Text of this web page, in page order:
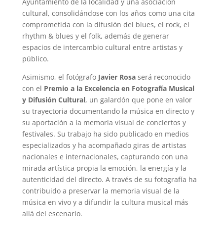
cultural, consolidándose con los años como una cita
comprometida con la difusión del blues, el rock, el
rhythm & blues y el folk, además de generar
espacios de intercambio cultural entre artistas y
público.
Asimismo, el fotógrafo Javier Rosaserá reconocido
con el Premio a la Excelencia en Fotografía Musical
y Difusión Cultural, un galardón que pone en valor
su trayectoria documentando la música en directo y
su aportación a la memoria visual de conciertos y
festivales. Su trabajo ha sido publicado en medios
especializados y ha acompañado giras de artistas
nacionales e internacionales, capturando con una
mirada artística propia la emoción, la energía y la
autenticidad del directo. A través de su fotografía ha
contribuido a preservar la memoria visual de la
música en vivo y a difundir la cultura musical más
allá del escenario.